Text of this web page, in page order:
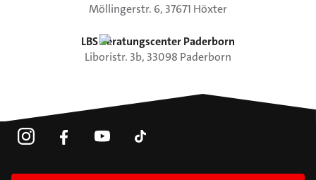
Möllingerstr. 6, 37671 Höxter
LBS Beratungscenter Paderborn
Liboristr. 3b, 33098 Paderborn